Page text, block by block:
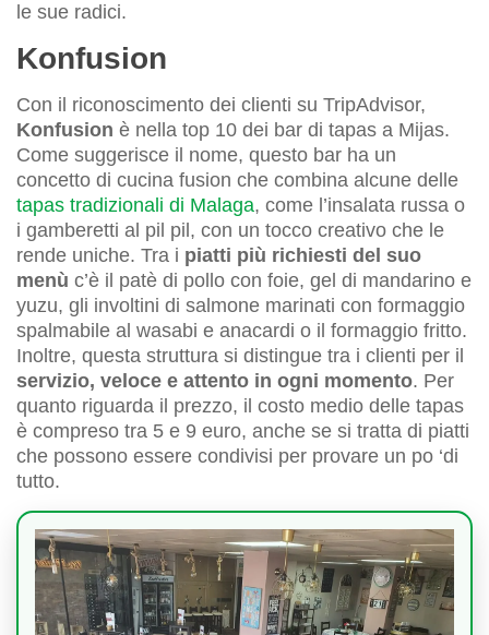
le sue radici.
Konfusion
Con il riconoscimento dei clienti su TripAdvisor,
Konfusion è nella top 10 dei bar di tapas a Mijas.
Come suggerisce il nome, questo bar ha un
concetto di cucina fusion che combina alcune delle
tapas tradizionali di Malaga, come l’insalata russa o
i gamberetti al pil pil, con un tocco creativo che le
rende uniche. Tra i piatti più richiesti del suo
menù c’è il patè di pollo con foie, gel di mandarino e
yuzu, gli involtini di salmone marinati con formaggio
spalmabile al wasabi e anacardi o il formaggio fritto.
Inoltre, questa struttura si distingue tra i clienti per il
servizio, veloce e attento in ogni momento. Per
quanto riguarda il prezzo, il costo medio delle tapas
è compreso tra 5 e 9 euro, anche se si tratta di piatti
che possono essere condivisi per provare un po ‘di
tutto.